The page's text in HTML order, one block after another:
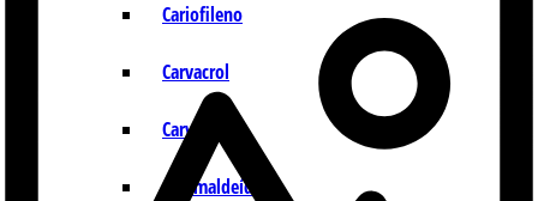
Cariofileno
Carvacrol
Carvona
Cinamaldeído